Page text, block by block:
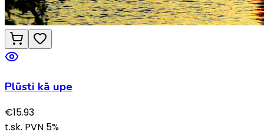
Plūsti kā upe
€15.93
t.sk. PVN 5%